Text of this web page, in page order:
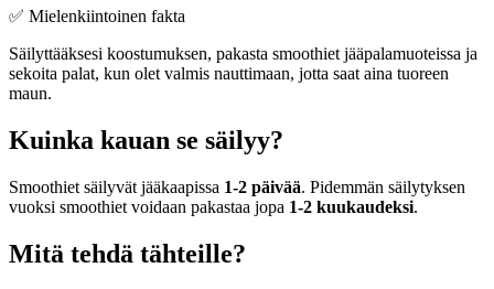
✅ Mielenkiintoinen fakta
Säilyttääksesi koostumuksen, pakasta smoothiet jääpalamuoteissa ja
sekoita palat, kun olet valmis nauttimaan, jotta saat aina tuoreen
maun.
Kuinka kauan se säilyy?
Smoothiet säilyvät jääkaapissa 1-2 päivää. Pidemmän säilytyksen
vuoksi smoothiet voidaan pakastaa jopa 1-2 kuukaudeksi.
Mitä tehdä tähteille?